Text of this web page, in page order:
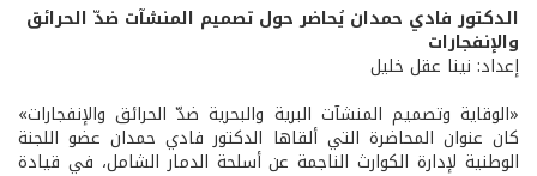
الدكتور فادي حمدان يُحاضر حول تصميم المنشآت ضدّ الحرائق
والإنفجارات
إعداد: نينا عقل خليل
«الوقاية وتصميم المنشآت البرية والبحرية ضدّ الحرائق والإنفجارات»
كان عنوان المحاضرة التي ألقاها الدكتور فادي حمدان عضو اللجنة
الوطنية لإدارة الكوارث الناجمة عن أسلحة الدمار الشامل، في قيادة